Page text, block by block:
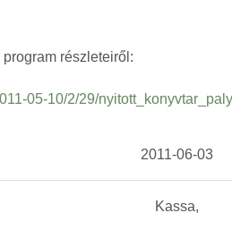
részleteiről:
05-10/2/29/
2011-06-03
Kassa,